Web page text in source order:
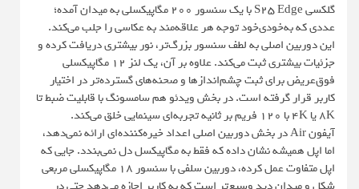
گلکسی S25 Edge با یک سنسور ۲۰۰ مگاپیکسلی به میدان آمده؛
عددی که به‌خودی‌خود توجه هر علاقه‌مند به عکاسی را جلب می‌کند.
این دوربین اصلی به لطف سنسور بزرگ‌تر، نور بیشتری دریافت کرده و
جزئیات بیشتری ثبت می‌کند. علاوه بر آن، یک لنز ۱۲ مگاپیکسلی
فوق‌عریض برای ثبت چشم‌اندازها و صحنه‌های گسترده‌تر در اختیار
کاربر قرار گرفته است. در بخش ویدئو هم سامسونگ با قابلیت ضبط تا
۸K یا ۴K با ۱۲۰ فریم بر ثانیه تجربه‌ای سینمایی خلق می‌کند.
آیفون Air در بخش دوربین اصلی اعداد خیره‌کننده‌ای ارائه نمی‌دهد،
اما اپل همیشه نشان داده که فقط به مگاپیکسل دل نمی‌بندد. جایی که
اپل متفاوت عمل کرده، دوربین سلفی با سنسور ۱۸ مگاپیکسلی مربعی